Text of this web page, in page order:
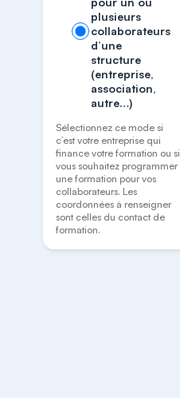
plusieurs
collaborateurs
d’une
structure
(entreprise,
association,
autre…)
Sélectionnez ce mode si
c’est votre entreprise qui
finance votre formation ou si
vous souhaitez programmer
une formation pour vos
collaborateurs. Les
coordonnées à renseigner
sont celles du contact de
formation.